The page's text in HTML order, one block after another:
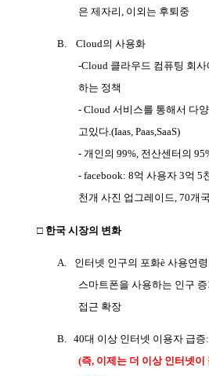
은 제자리 이외는 후퇴중
B. Cloud의 사용화
-Cloud 클라우드 컴퓨팅 회
하는 정책
- Cloud 서비스를 통해서 다
고있다.(Iaas, Paas,SaaS)
- 개인의 99%, 전산센터의
- facebook: 8억 사용자 3억 5
천개 사진 업그레이드, 70개
□ 한국 시장의 변화
A. 인터넷 인구의 포화è 사용연
스마트폰을 사용하는 인구
접근 확장
B. 40대 이상 인터넷 이용자 급증
(즉, 이제는 더 이상 인터넷